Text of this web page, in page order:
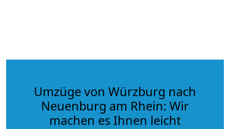
Umzüge von Würzburg nach
Neuenburg am Rhein: Wir
machen es Ihnen leicht